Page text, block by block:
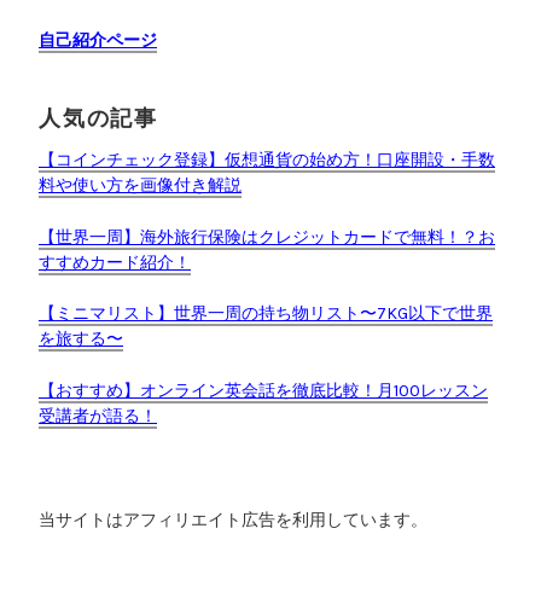
自己紹介ページ
人気の記事
【コインチェック登録】仮想通貨の始め方！口座開設・手数
料や使い方を画像付き解説
【世界一周】海外旅行保険はクレジットカードで無料！？お
すすめカード紹介！
【ミニマリスト】世界一周の持ち物リスト〜7KG以下で世界
を旅する〜
【おすすめ】オンライン英会話を徹底比較！月100レッスン
受講者が語る！
当サイトはアフィリエイト広告を利用しています。